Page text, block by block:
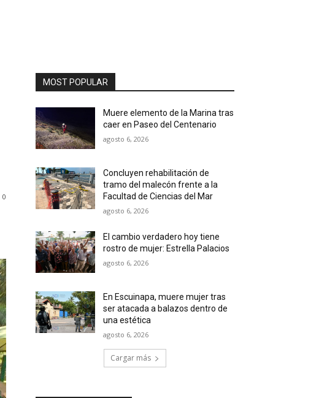
0
MOST POPULAR
Muere elemento de la Marina tras
caer en Paseo del Centenario
agosto 6, 2026
Concluyen rehabilitación de
tramo del malecón frente a la
Facultad de Ciencias del Mar
agosto 6, 2026
El cambio verdadero hoy tiene
rostro de mujer: Estrella Palacios
agosto 6, 2026
En Escuinapa, muere mujer tras
ser atacada a balazos dentro de
una estética
agosto 6, 2026
Cargar más